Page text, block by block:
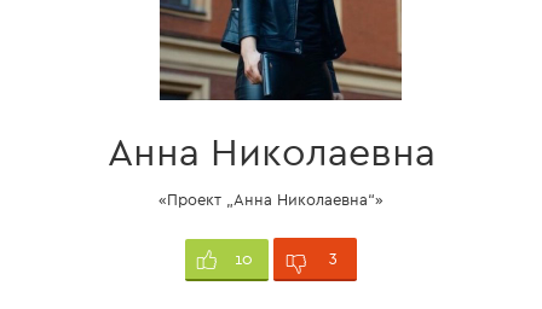
Анна Николаевна
«Проект „Анна Николаевна“»
10 3